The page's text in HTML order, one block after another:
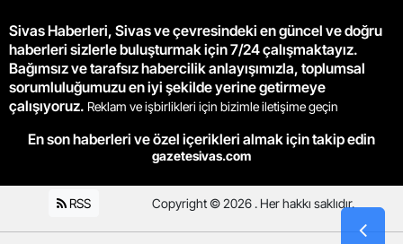
Sivas Haberleri, Sivas ve çevresindeki en güncel ve doğru
haberleri sizlerle buluşturmak için 7/24 çalışmaktayız.
Bağımsız ve tarafsız habercilik anlayışımızla, toplumsal
sorumluluğumuzu en iyi şekilde yerine getirmeye
çalışıyoruz. Reklam ve işbirlikleri için bizimle iletişime geçin
En son haberleri ve özel içerikleri almak için takip edin
gazetesivas.com
RSS Copyright © 2026 . Her hakkı saklıdır.